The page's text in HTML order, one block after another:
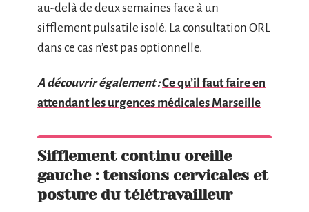
au-delà de deux semaines face à un
sifflement pulsatile isolé. La consultation ORL
dans ce cas n’est pas optionnelle.
A découvrir également :Ce qu’il faut faire en
attendant les urgences médicales Marseille
Sifflement continu oreille
gauche : tensions cervicales et
posture du télétravailleur